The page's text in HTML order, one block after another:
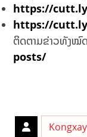
https://
https://
ຕິດຕາມຂ່າວທັງໝົ
posts/
Kongxay